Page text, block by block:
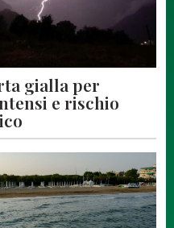
gialla per
e rischio